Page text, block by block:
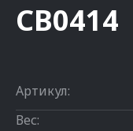
CB0414
Артикул:
Вес: